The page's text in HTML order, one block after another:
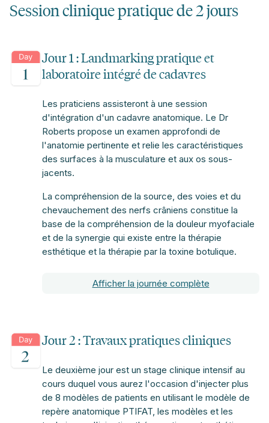
Session clinique pratique de 2 jours
Jour 1 : Landmarking pratique et
laboratoire intégré de cadavres
Les praticiens assisteront à une session
d'intégration d'un cadavre anatomique. Le Dr
Roberts propose un examen approfondi de
l'anatomie pertinente et relie les caractéristiques
des surfaces à la musculature et aux os sous-
jacents.
La compréhension de la source, des voies et du
chevauchement des nerfs crâniens constitue la
base de la compréhension de la douleur myofaciale
et de la synergie qui existe entre la thérapie
esthétique et la thérapie par la toxine botulique.
Afficher la journée complète
Jour 2 : Travaux pratiques cliniques
Le deuxième jour est un stage clinique intensif au
cours duquel vous aurez l'occasion d'injecter plus
de 8 modèles de patients en utilisant le modèle de
repère anatomique PTIFAT, les modèles et les